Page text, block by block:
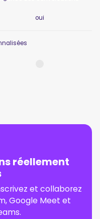
oui
réellement
et collaborez
Google Meet et